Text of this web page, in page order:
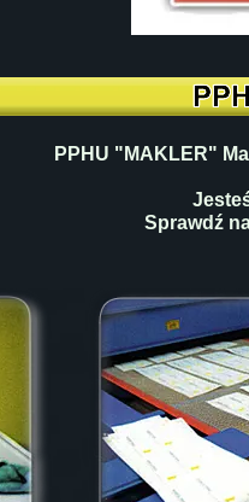
PPHU "MAKLER"
Sprawdź